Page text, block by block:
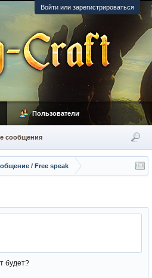
Войти или зарегистрироваться
/ Free speak
будет?
сообщения
Пользователи